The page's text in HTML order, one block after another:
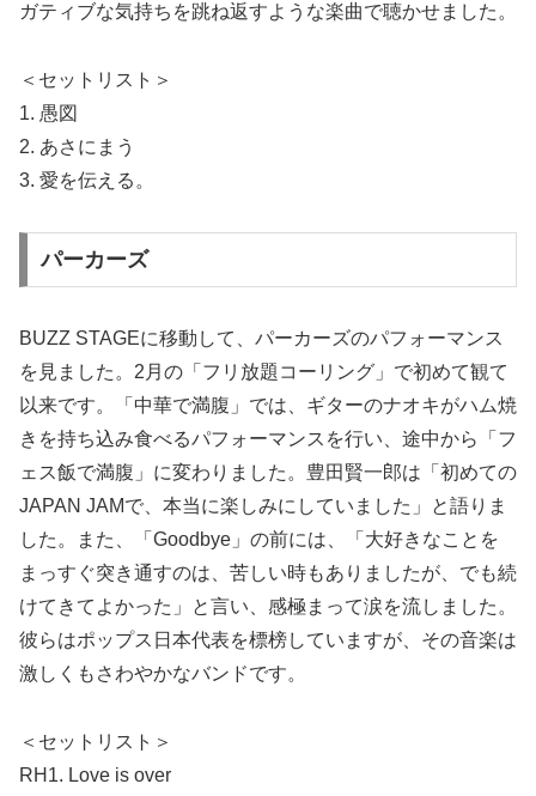
ガティブな気持ちを跳ね返すような楽曲で聴かせました。
＜セットリスト＞
1. 愚図
2. あさにまう
3. 愛を伝える。
パーカーズ
BUZZ STAGEに移動して、パーカーズのパフォーマンス
を見ました。2月の「フリ放題コーリング」で初めて観て
以来です。「中華で満腹」では、ギターのナオキがハム焼
きを持ち込み食べるパフォーマンスを行い、途中から「フ
ェス飯で満腹」に変わりました。豊田賢一郎は「初めての
JAPAN JAMで、本当に楽しみにしていました」と語りま
した。また、「Goodbye」の前には、「大好きなことを
まっすぐ突き通すのは、苦しい時もありましたが、でも続
けてきてよかった」と言い、感極まって涙を流しました。
彼らはポップス日本代表を標榜していますが、その音楽は
激しくもさわやかなバンドです。
＜セットリスト＞
RH1. Love is over